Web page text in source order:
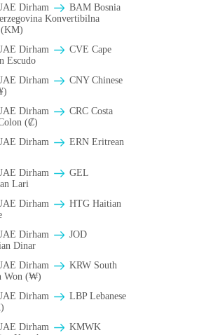
Dirham
BAM Bosnia
Konvertibilna
Dirham
CVE Cape
Escudo
Dirham
CNY Chinese
Dirham
CRC Costa
(₡)
Dirham
ERN Eritrean
Dirham
GEL
Lari
Dirham
HTG Haitian
Dirham
JOD
Dinar
Dirham
KRW South
Won (₩)
Dirham
LBP Lebanese
Dirham
ΚMWK